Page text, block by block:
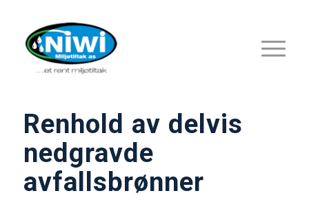
Renhold av delvis
nedgravde
avfallsbrønner